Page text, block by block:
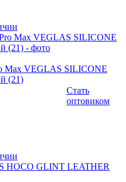
Max VEGLAS SILICONE
(21)
Стать
оптовиком